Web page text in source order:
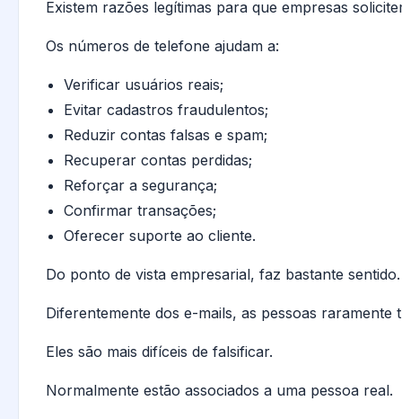
Existem razões legítimas para que empresas
Os números de telefone ajudam a:
Verificar usuários reais;
Evitar cadastros fraudulentos;
Reduzir contas falsas e spam;
Recuperar contas perdidas;
Reforçar a segurança;
Confirmar transações;
Oferecer suporte ao cliente.
Do ponto de vista empresarial, faz bastante sentido.
Diferentemente dos e-mails, as pessoas raramente
Eles são mais difíceis de falsificar.
Normalmente estão associados a uma pessoa real.